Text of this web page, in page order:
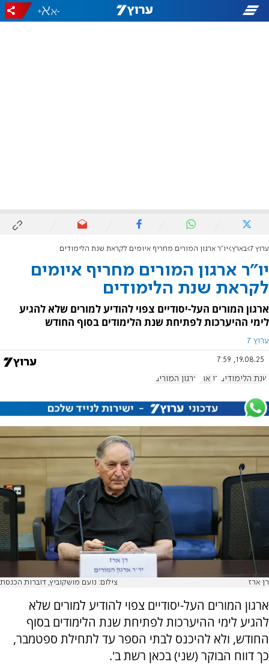
-
+
ערוץ 7 בארץ יו"ר ארגון המורים מחריף איומים לקראת שנת הלימודים
יו"ר ארגון המורים מחריף איומים
לקראת שנת הלימודים
ארגון המורים העל-יסודיים צפוי להודיע למורים שלא להגיע
לימי ההיערכות לפתיחת שנת הלימודים בסוף החודש
ערוץ 7
19.08.25, 7:59
שנת הלימודים רן ארז ארגון המורים
רן ארז צילום: נועם מושקוביץ, דוברות הכנסת
ארגון המורים העל-יסודיים צפוי להודיע למורים שלא
להגיע לימי ההיערכות לפתיחת שנת הלימודים בסוף
החודש, ולא להיכנס לבתי הספר עד לתחילת ספטמבר,
כך דווח הבוקר (שני) בכאן רשת ב'.